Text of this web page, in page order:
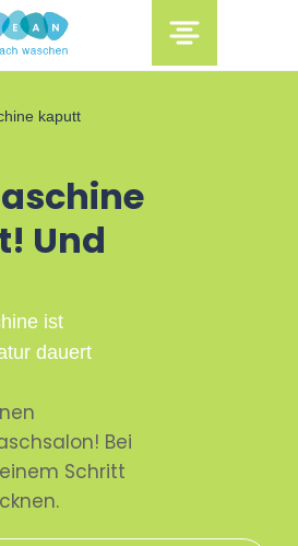
kaputt
Und
ist
dauert
Bei
Schritt